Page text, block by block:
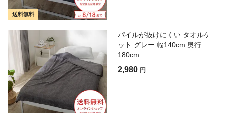
送料無料
パイルが抜けにくい タオルケ
ット グレー 幅140cm 奥行
180cm
2,980 円